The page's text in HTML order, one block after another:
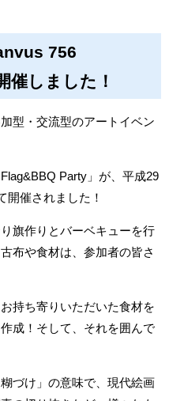
756
催しました！
型・交流型のアートイベン
Party」が、平成29
開催されました！
旗作りとバーベキューを行
布や食材は、参加者の皆さ
持ち寄りいただいた食材を
成！そして、それを囲んで
け」の意味で、現代絵画